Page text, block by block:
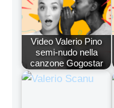
Video Valerio Pino
semi-nudo nella
canzone Gogostar